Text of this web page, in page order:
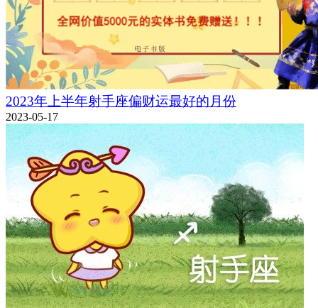
2023年上半年射手座偏财运最好的月份
2023-05-17